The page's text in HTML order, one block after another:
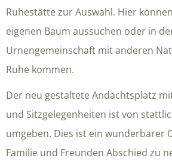
Ruhestätte zur Auswahl. Hier
eigenen Baum aussuchen oder in
Urnengemeinschaft mit anderen
Ruhe kommen.
Der neu gestaltete Andachtsplatz
und Sitzgelegenheiten ist von
umgeben. Dies ist ein wunderbarer
Familie und Freunden Abschied zu